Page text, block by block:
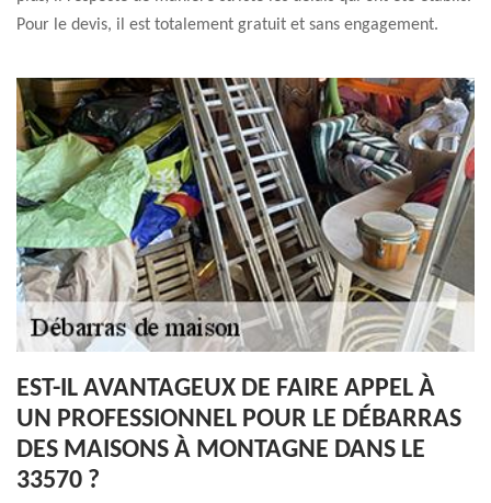
Pour le devis, il est totalement gratuit et sans engagement.
EST-IL AVANTAGEUX DE FAIRE APPEL À
UN PROFESSIONNEL POUR LE DÉBARRAS
DES MAISONS À MONTAGNE DANS LE
33570 ?